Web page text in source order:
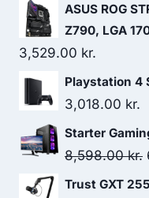
ASUS ROG
Z790, LGA
3,529.00 kr.
Playstation 4
3,018.00 kr.
Starter
8,598.00kr.
Trust GXT